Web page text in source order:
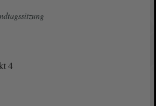
4